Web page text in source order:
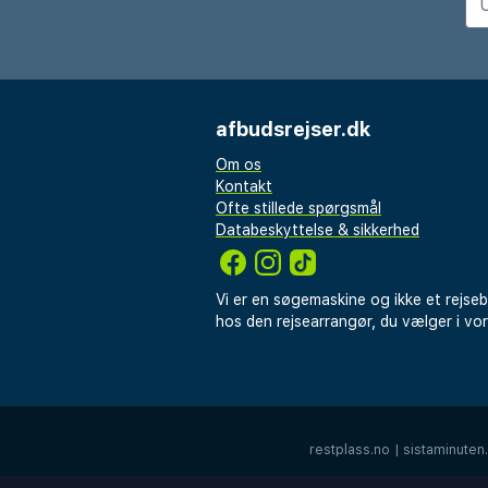
Ved ankomst og afrejse
afbudsrejser.dk
Om os
Kontakt
Ofte stillede spørgsmål
Databeskyttelse & sikkerhed
Vi er en søgemaskine og ikke et
hos den rejsearrangør, du vælger i
restplass.no |